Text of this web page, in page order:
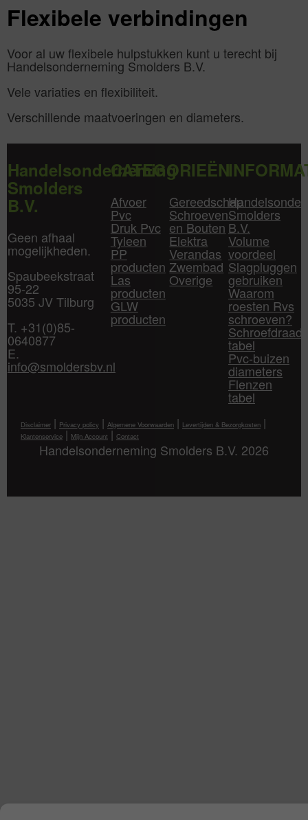
Flexibele verbindingen
Voor al uw flexibele hulpstukken kunt u terecht bij
Handelsonderneming Smolders B.V.
Vele variaties en flexibiliteit.
Verschillende maatvoeringen en diameters.
Handelsonderneming
Smolders
B.V.
Geen afhaal
mogelijkheden.
Spaubeekstraat
95-22
5035 JV Tilburg
T. +31(0)85-
0640877
E.
info@smoldersbv.nl
CATEGORIEËN
Afvoer
Pvc
Druk Pvc
Tyleen
PP
producten
Las
producten
GLW
producten
Gereedschap
Schroeven
en Bouten
Elektra
Verandas
Zwembad
Overige
Smolders
B.V.
Volume
voordeel
Slagpluggen
gebruiken
Waarom
roesten Rvs
schroeven?
Schroefdraad
tabel
Pvc-buizen
diameters
Flenzen
tabel
Disclaimer | Privacy policy | Algemene Voorwaarden | Levertijden & Bezorgkosten |
Klantenservice | Mijn Account | Contact
Handelsonderneming Smolders B.V. 2026